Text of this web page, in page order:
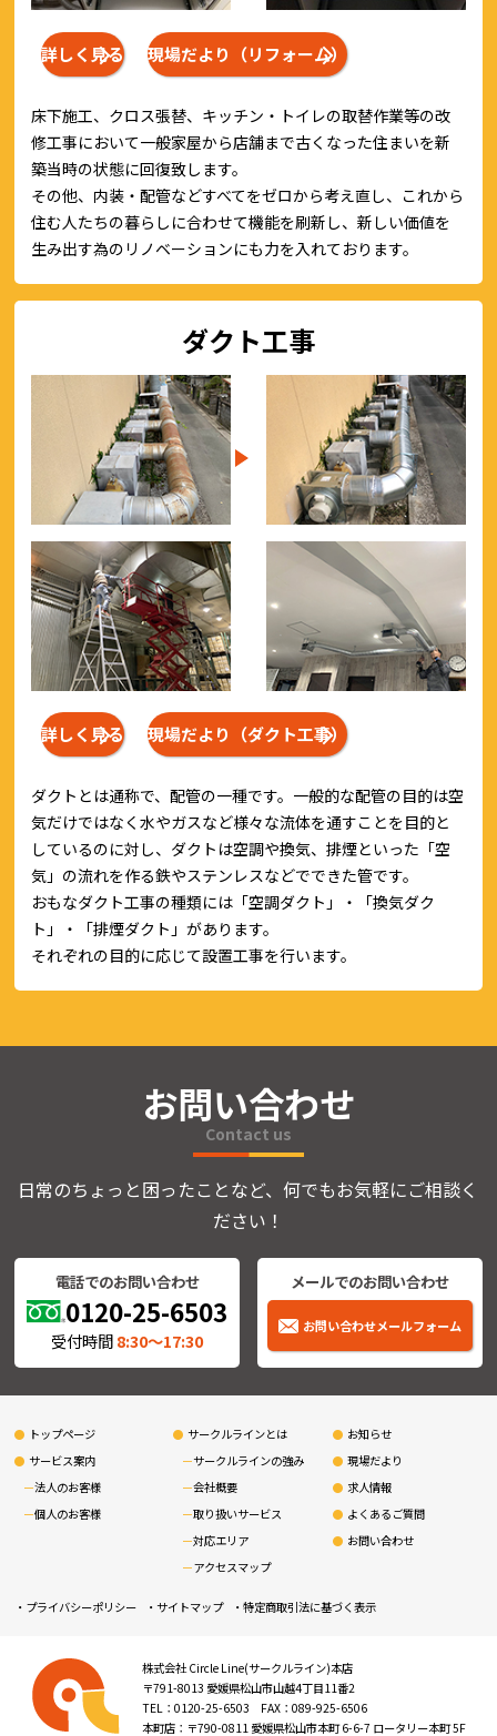
詳しく見る 現場だより（リフォーム）
床下施工、クロス張替、キッチン・トイレの取替作業等の改
修工事において一般家屋から店舗まで古くなった住まいを新
築当時の状態に回復致します。
その他、内装・配管などすべてをゼロから考え直し、これから
住む人たちの暮らしに合わせて機能を刷新し、新しい価値を
生み出す為のリノベーションにも力を入れております。
ダクト工事
詳しく見る 現場だより（ダクト工事）
ダクトとは通称で、配管の一種です。一般的な配管の目的は空
気だけではなく水やガスなど様々な流体を通すことを目的と
しているのに対し、ダクトは空調や換気、排煙といった「空
気」の流れを作る鉄やステンレスなどでできた管です。
おもなダクト工事の種類には「空調ダクト」・「換気ダク
ト」・「排煙ダクト」があります。
それぞれの目的に応じて設置工事を行います。
お問い合わせ
Contact us
日常のちょっと困ったことなど、何でもお気軽にご相談く
ださい！
電話でのお問い合わせ
0120-25-6503
受付時間8:30〜17:30
メールでのお問い合わせ
お問い合わせメールフォーム
トップページ
サービス案内
法人のお客様
個人のお客様
サークルラインとは
サークルラインの強み
会社概要
取り扱いサービス
対応エリア
アクセスマップ
お知らせ
現場だより
求人情報
よくあるご質問
お問い合わせ
プライバシーポリシー サイトマップ 特定商取引法に基づく表示
株式会社 Circle Line(サークルライン)本店
〒791-8013 愛媛県松山市山越4丁目11番2
TEL：0120-25-6503 FAX：089-925-6506
本町店：〒790-0811 愛媛県松山市本町 6-6-7 ロータリー本町 5F